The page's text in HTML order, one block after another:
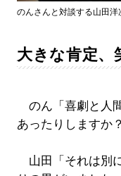
のんさんと対談する山田
大きな肯定、
のん「喜劇と人
あったりしますか？
山田「それは別